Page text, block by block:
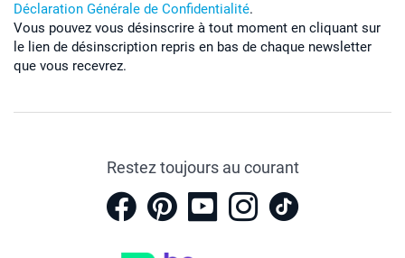
Déclaration Générale de Confidentialité.
Vous pouvez vous désinscrire à tout moment en cliquant sur
le lien de désinscription repris en bas de chaque newsletter
que vous recevrez.
Restez toujours au courant